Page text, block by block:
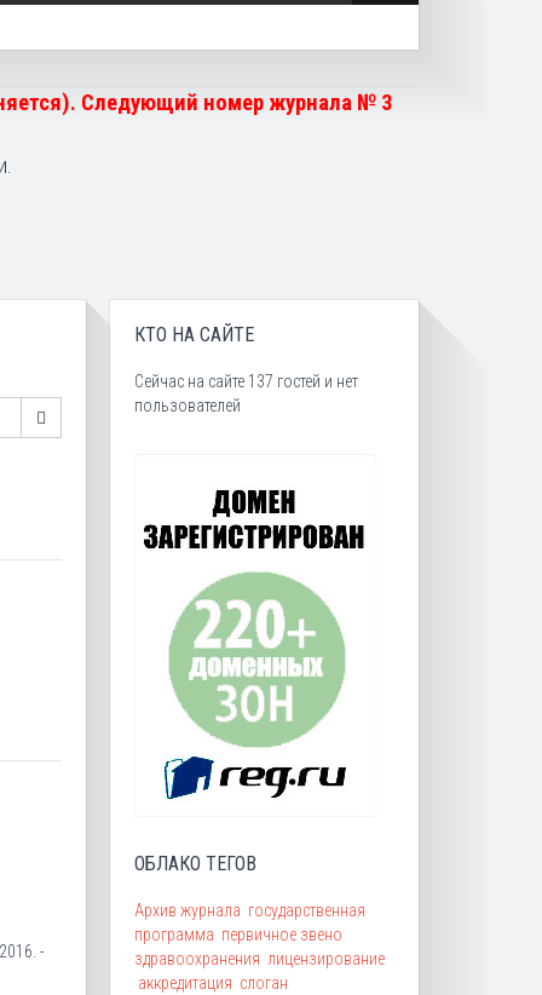
Следующий номер журнала № 3
-
КТО НА САЙТЕ
Сейчас на сайте 137 гостей и нет
пользователей
ОБЛАКО ТЕГОВ
Архив журнала государственная
программа первичное звено
здравоохранения лицензирование
аккредитация слоган